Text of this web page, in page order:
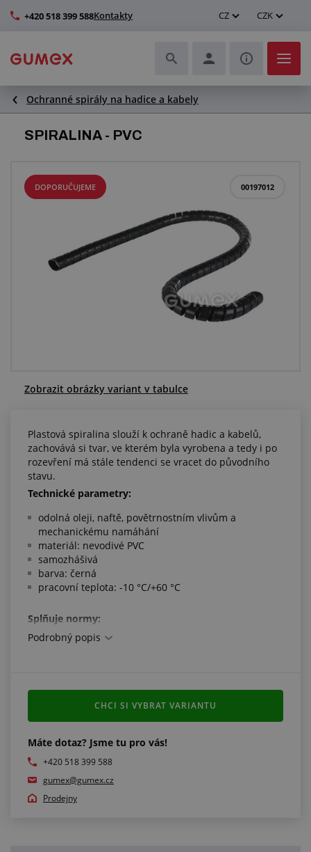
+420 518 399 588Kontakty CZ CZK
Hadice a jejich kompletace
Profily a výroba těsnění
Technické plasty
Zlepšení pracovního prostředí
Další pryžové a plastové výrobky
O nás a kariéra
Ochranné spirály na hadice a kabely
SPIRALINA - PVC
00197012
DOPORUČUJEME
Zobrazit obrázky variant v tabulce
Plastová spiralina slouží k ochraně hadic a kabelů,
zachovává si tvar, ve kterém byla vyrobena a tedy i po
rozevření má stále tendenci se vracet do původního
stavu.
Technické parametry:
odolná oleji, naftě, povětrnostním vlivům a
mechanickému namáhání
materiál: nevodivé PVC
samozhášivá
barva: černá
pracovní teplota: -10 °C/+60 °C
Splňuje normy:
samozhášivá dle UL94 V0
vnitřní průměr SPIRALINY (mm) x délka (m) =
požadovaná délka SPIRALINY (m)
Podrobný popis
Máte dotaz? Jsme tu pro vás!
+420 518 399 588
gumex@gumex.cz
Prodejny
CHCI SI VYBRAT VARIANTU